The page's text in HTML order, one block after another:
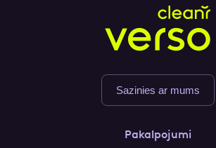
Sazinies ar mums
Pakalpojumi